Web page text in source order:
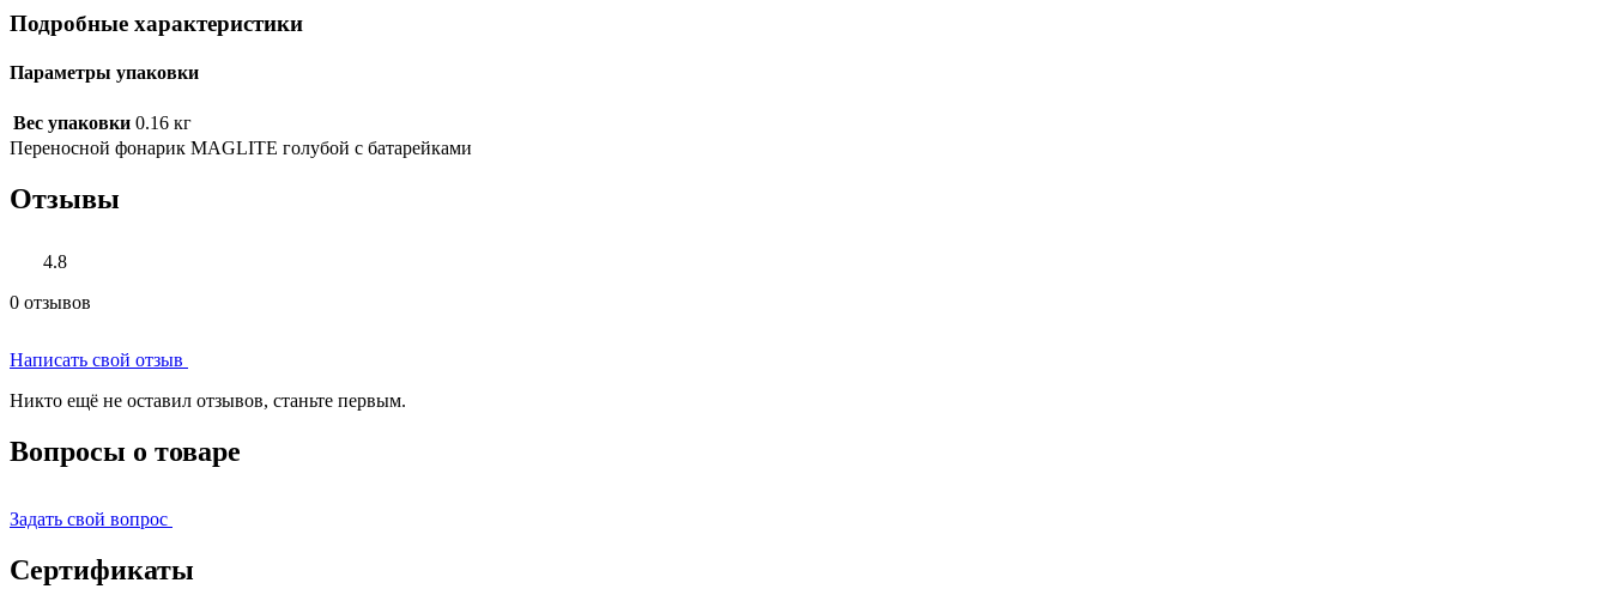
Подробные характеристики
Параметры упаковки
Вес упаковки 0.16 кг
Переносной фонарик MAGLITE голубой c батарейками
Отзывы
4.8
0 отзывов
Написать свой отзыв
Никто ещё не оставил отзывов, станьте первым.
Вопросы о товаре
Задать свой вопрос
Сертификаты